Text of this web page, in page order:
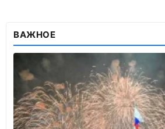
ВАЖНОЕ